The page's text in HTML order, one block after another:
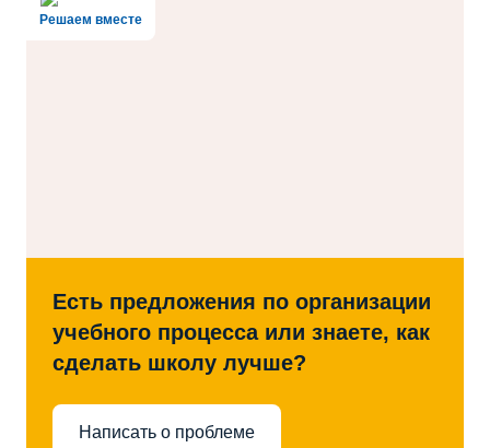
Решаем вместе
Есть предложения по организации
учебного процесса или знаете, как
сделать школу лучше?
Написать о проблеме